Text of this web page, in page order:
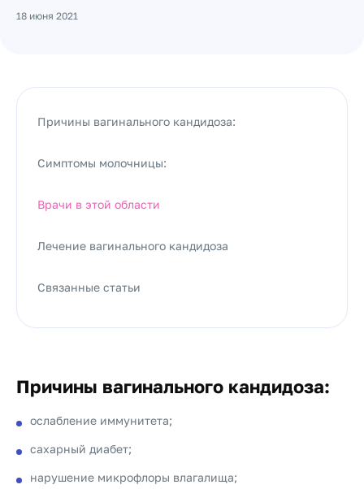
18 июня 2021
Причины вагинального кандидоза:
ослабление иммунитета;
сахарный диабет;
нарушение микрофлоры влагалища;
Причины вагинального кандидоза:
Симптомы молочницы:
Врачи в этой области
Лечение вагинального кандидоза
Связанные статьи